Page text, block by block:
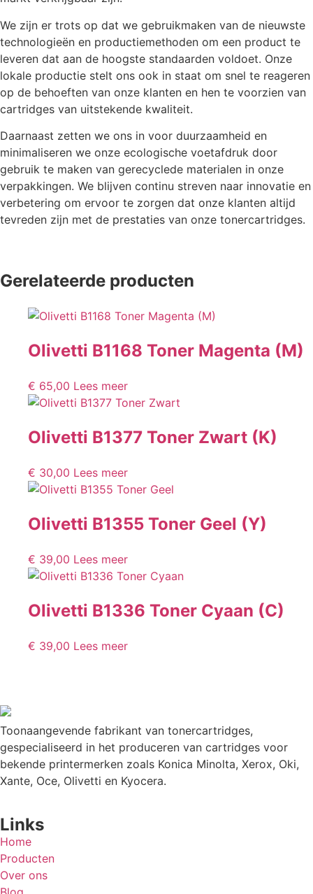
We zijn er trots op dat we gebruikmaken van de nieuwste
technologieën en productiemethoden om een product te
leveren dat aan de hoogste standaarden voldoet. Onze
lokale productie stelt ons ook in staat om snel te reageren
op de behoeften van onze klanten en hen te voorzien van
cartridges van uitstekende kwaliteit.
Daarnaast zetten we ons in voor duurzaamheid en
minimaliseren we onze ecologische voetafdruk door
gebruik te maken van gerecyclede materialen in onze
verpakkingen. We blijven continu streven naar innovatie en
verbetering om ervoor te zorgen dat onze klanten altijd
tevreden zijn met de prestaties van onze tonercartridges.
Gerelateerde producten
Olivetti B1168 Toner Magenta (M)
€ 65,00 Lees meer
Olivetti B1377 Toner Zwart (K)
€ 30,00 Lees meer
Olivetti B1355 Toner Geel (Y)
€ 39,00 Lees meer
Olivetti B1336 Toner Cyaan (C)
€ 39,00 Lees meer
Toonaangevende fabrikant van tonercartridges,
gespecialiseerd in het produceren van cartridges voor
bekende printermerken zoals Konica Minolta, Xerox, Oki,
Xante, Oce, Olivetti en Kyocera.
Links
Home
Producten
Over ons